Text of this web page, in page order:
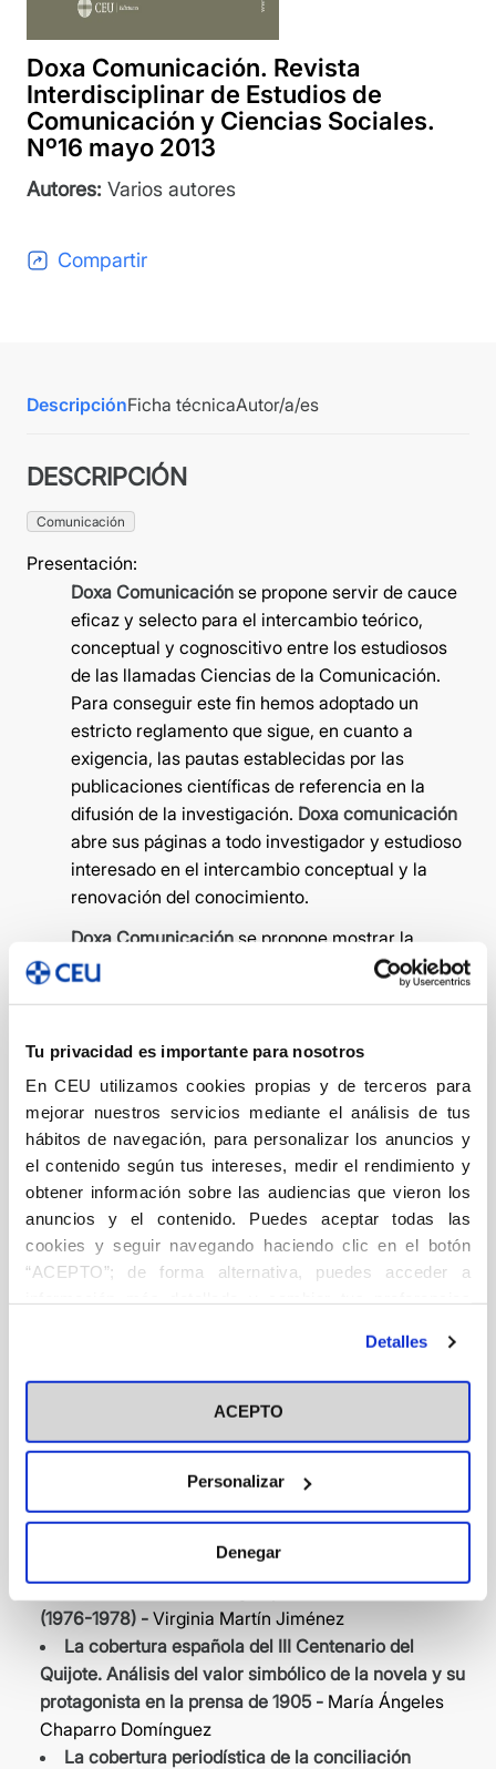
Tu privacidad es importante para nosotros
En CEU utilizamos cookies propias y de terceros para
mejorar nuestros servicios mediante el análisis de tus
hábitos de navegación, para personalizar los anuncios y
el contenido según tus intereses, medir el rendimiento y
obtener información sobre las audiencias que vieron los
anuncios y el contenido. Puedes aceptar todas las
cookies y seguir navegando haciendo clic en el botón
“ACEPTO”; de forma alternativa, puedes acceder a
en el botón "Personalizar". Para más información puedes
visitar nuestra Política de Cookies
Detalles
ACEPTO
Personalizar
Denegar
Doxa Comunicación. Revista
Interdisciplinar de Estudios de
Comunicación y Ciencias Sociales.
Nº16 mayo 2013
Autores: Varios autores
Compartir
DescripciónFicha técnicaAutor/a/es
DESCRIPCIÓN
Comunicación
Presentación:
Doxa Comunicación se propone servir de cauce
eficaz y selecto para el intercambio teórico,
conceptual y cognoscitivo entre los estudiosos
de las llamadas Ciencias de la Comunicación.
Para conseguir este fin hemos adoptado un
estricto reglamento que sigue, en cuanto a
exigencia, las pautas establecidas por las
publicaciones científicas de referencia en la
difusión de la investigación. Doxa comunicación
abre sus páginas a todo investigador y estudioso
interesado en el intercambio conceptual y la
renovación del conocimiento.
Doxa Comunicación se propone mostrar la
disposición de la Universidad CEU San Pablo a la
foros de interacción científica en la comunidad
universitaria. Aspira a ser también una prueba de
rigor, independencia, criterio, diálogo
interdisciplinar y analítico en el campo de las
ciencias sociales; específicamente las orientadas
al estudio de las bases teóricas y los desarrollos
cognoscitivos de la comunicación colectiva: el
periodismo, la opinión pública, el derecho de la
información, la publicidad y la comunicación
audiovisual.
Roberto Rodríguez Andrés
El tratamiento de la monarquía española en
Internet. Géneros informativos y comentarios en
ABC.es y ELPAÍS.com (2009-2011) -Daniel Barredo
rrorismo etarra y televisión: TVE como agente
conformador de una imagen pacífica de la transición
(1976-1978) - Virginia Martín Jiménez
La cobertura española del III Centenario del
Quijote. Análisis del valor simbólico de la novela y su
protagonista en la prensa de 1905 - María Ángeles
Chaparro Domínguez
La cobertura periodística de la conciliación